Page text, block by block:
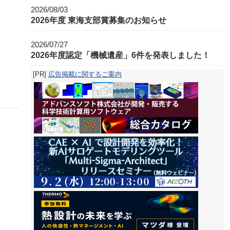
2026/08/03
2026年度 東海支部賞募集のお知らせ
2026/07/27
2026年度認定「機械遺産」6件を発表しました！
[PR] 広告掲載に関するご案内